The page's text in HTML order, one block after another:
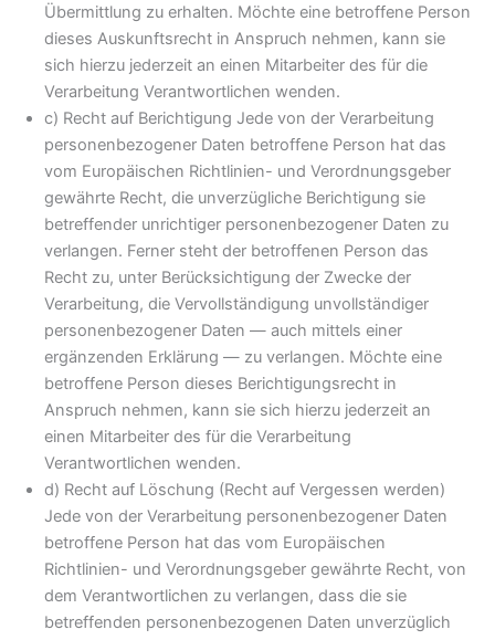
Übermittlung zu erhalten. Möchte eine betroffene Person
dieses Auskunftsrecht in Anspruch nehmen, kann sie
sich hierzu jederzeit an einen Mitarbeiter des für die
Verarbeitung Verantwortlichen wenden.
c) Recht auf Berichtigung Jede von der Verarbeitung
personenbezogener Daten betroffene Person hat das
vom Europäischen Richtlinien- und Verordnungsgeber
gewährte Recht, die unverzügliche Berichtigung sie
betreffender unrichtiger personenbezogener Daten zu
verlangen. Ferner steht der betroffenen Person das
Recht zu, unter Berücksichtigung der Zwecke der
Verarbeitung, die Vervollständigung unvollständiger
personenbezogener Daten — auch mittels einer
ergänzenden Erklärung — zu verlangen. Möchte eine
betroffene Person dieses Berichtigungsrecht in
Anspruch nehmen, kann sie sich hierzu jederzeit an
einen Mitarbeiter des für die Verarbeitung
Verantwortlichen wenden.
d) Recht auf Löschung (Recht auf Vergessen werden)
Jede von der Verarbeitung personenbezogener Daten
betroffene Person hat das vom Europäischen
Richtlinien- und Verordnungsgeber gewährte Recht, von
dem Verantwortlichen zu verlangen, dass die sie
betreffenden personenbezogenen Daten unverzüglich